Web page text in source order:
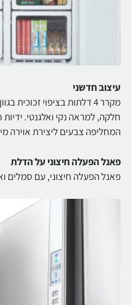
עיצוב חדשני
מקרר 4 דלתות בציפוי
חלקה, למראה נקי ואלגנטי.
המחליפה צבעים ליצירת אוירה
פאנל הפעלה חיצוני על הדלת
פאנל הפעלה חיצוני, עם סמלים